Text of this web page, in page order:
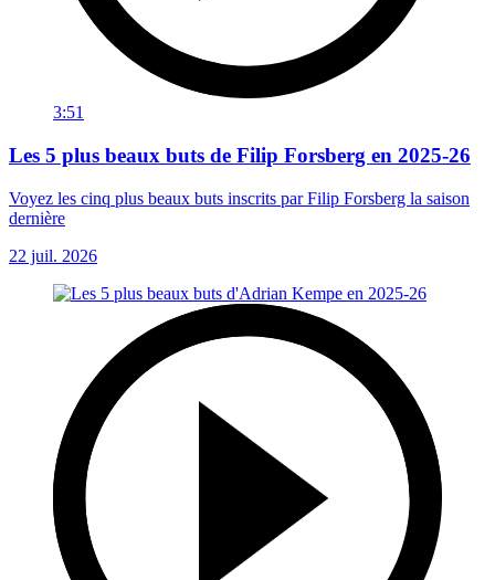
3:51
Les 5 plus beaux buts de Filip Forsberg en 2025-26
Voyez les cinq plus beaux buts inscrits par Filip Forsberg la saison
dernière
22 juil. 2026